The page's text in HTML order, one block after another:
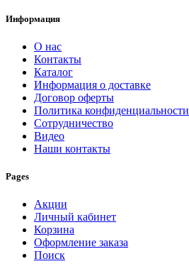
Информация
O нас
Контакты
Каталог
Информация о доставке
Договор оферты
Политика конфиденциальности
Сотрудничество
Видео
Наши контакты
Pages
Акции
Личный кабинет
Корзина
Оформление заказа
Поиск